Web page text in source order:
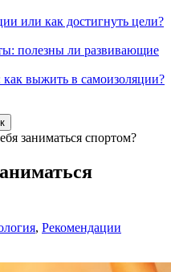
или как достигнуть цели?
полезны ли развивающие
как выжить в самоизоляции?
заниматься спортом?
, Рекомендации